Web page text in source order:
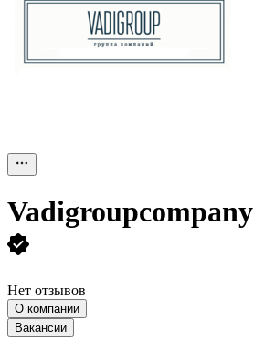
Vadigroupcompany
Нет отзывов
О компании
Вакансии